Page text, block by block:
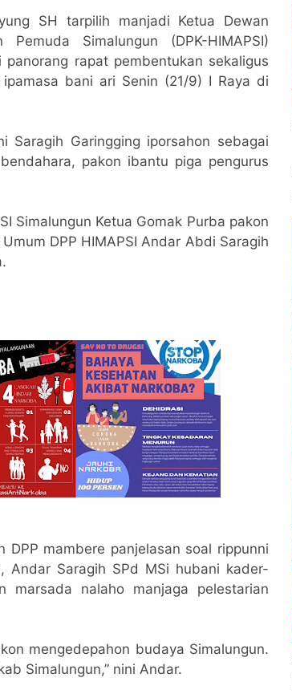
SH tarpilih manjadi Ketua Dewan
Simalungun (DPK-HIMAPSI)
rapat pembentukan sekaligus
ipamasa bani ari Senin (21/9) I Raya di
Saragih Garingging iporsahon sebagai
pakon ibantu piga pengurus
Simalungun Ketua Gomak Purba pakon
DPP HIMAPSI Andar Abdi Saragih
DPP mambere panjelasan soal rippunni
Andar Saragih SPd MSi hubani kader-
marsada nalaho manjaga pelestarian
mengedepahon budaya Simalungun.
Simalungun,” nini Andar.